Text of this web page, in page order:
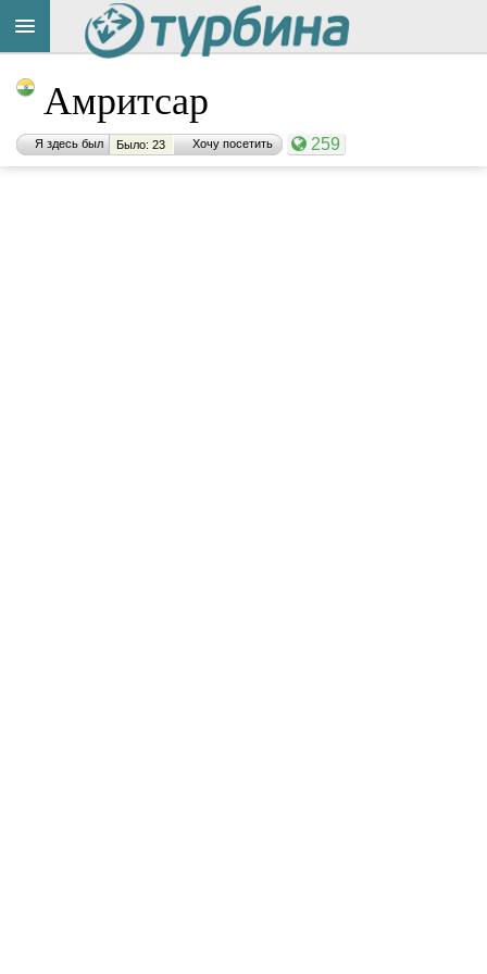
Амритсар
Я здесь был Было: 23 Хочу посетить 259